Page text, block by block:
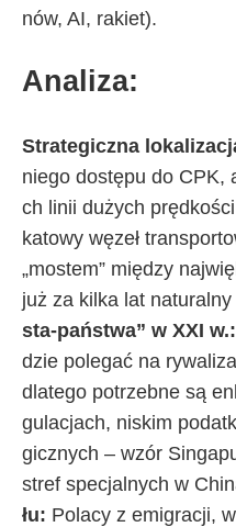
nów, AI, ra­kiet).
Ana­li­za:
Stra­te­gicz­na
nie­go do­stę­pu do
ch li­nii du­ży­ch
ka­to­wy wę­zeł
„mo­stem” mię­dzy
już za kil­ka lat
sta-pań­stwa” w XXI w.:
dzie po­le­gać na
dla­te­go po­trzeb­ne są
gu­la­cja­ch, ni­skim
gicz­ny­ch – wzór
stref spe­cjal­ny­ch w
łu: Po­la­cy z emi­gra­cji,